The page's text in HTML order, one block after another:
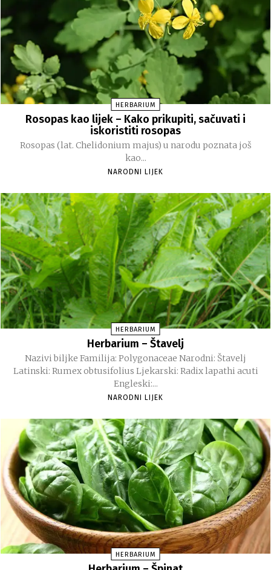
HERBARIUM
Rosopas kao lijek – Kako prikupiti, sačuvati i
iskoristiti rosopas
Rosopas (lat. Chelidonium majus) u narodu poznata još
kao...
NARODNI LIJEK
HERBARIUM
Herbarium – Štavelj
Nazivi biljke Familija: Polygonaceae Narodni: Štavelj
Latinski: Rumex obtusifolius Ljekarski: Radix lapathi acuti
Engleski:...
NARODNI LIJEK
HERBARIUM